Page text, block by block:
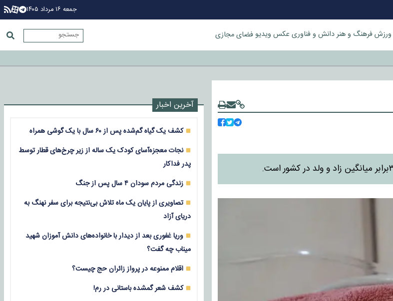
جمعه ۱۶ مرداد ۱۴۰۵
ورزشفرهنگ و هنردانش و فناوری عکس ویدیوفضای مجازی
آخرین اخبار
کشف یک گیاه گم‌شده پس از ۶۰ سال با یک گوشی همراه
نجات معجزه‌آسای کودک یک ساله از زیر چرخ‌های قطار توسط
پدر فداکار
زندگی مردم سودان ۴ سال پس از جنگ
تصاویری از پایان یک ماه تلاش بی‌نتیجه برای سفر نهنگ به
دریای آزاد
وریا غفوری بعد از دیدار با خانواده‌های دانش آموزان شهید
میناب چه گفت؟
اقلام ممنوعه در پرواز زائران حج چیست؟
کشف شعر گمشده باستانی در رم!